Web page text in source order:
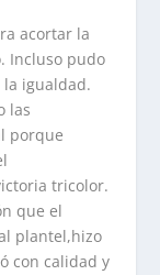
acortar la
Incluso pudo
igualdad.
las
porque
tricolor.
que el
plantel,hizo
con calidad y